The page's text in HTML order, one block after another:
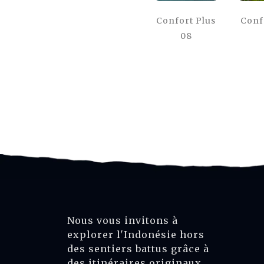
Confort Plus
08
Nous vous invitons à
explorer l'Indonésie hors
des sentiers battus grâce à